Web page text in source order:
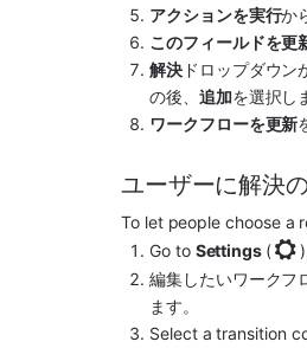
アクションを実行か
このフィールドを更
解決ドロップダウン
の後、 追加を選択し
ワークフローを更新
ユーザーに解決
To let people choose a
Go to Settings (
編集したいワークフ
ます。
Select a transition